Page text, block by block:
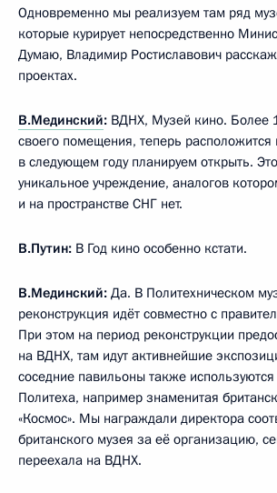
Одновременно мы реализуем там ряд
которые курирует непосредственно
Думаю, Владимир Ростиславович
проектах.
В.Мединский: ВДНХ, Музей кино. Более
своего помещения, теперь
в следующем году планируем открыть.
уникальное учреждение, аналогов
и на пространстве СНГ нет.
В.Путин: В Год кино особенно кстати.
В.Мединский: Да. В Политехническом
реконструкция идёт совместно с
При этом на период реконструкции
на ВДНХ, там идут активнейшие
соседние павильоны также
Политеха, например знаменитая
«Космос». Мы награждали директора
британского музея за её организацию,
переехала на ВДНХ.